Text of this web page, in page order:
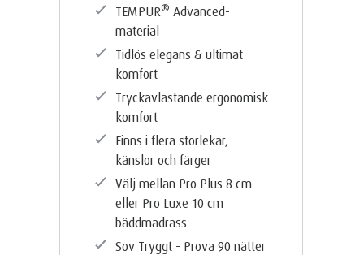
TEMPUR® Advanced-
material
Tidlös elegans & ultimat
komfort
Tryckavlastande ergonomisk
komfort
Finns i flera storlekar,
känslor och färger
Välj mellan Pro Plus 8 cm
eller Pro Luxe 10 cm
bäddmadrass
Sov Tryggt - Prova 90 nätter